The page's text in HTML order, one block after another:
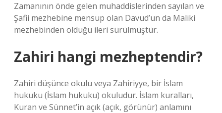
Zamanının önde gelen muhaddislerinden sayılan ve
Şafii mezhebine mensup olan Davud’un da Maliki
mezhebinden olduğu ileri sürülmüştür.
Zahiri hangi mezheptendir?
Zahiri düşünce okulu veya Zahiriyye, bir İslam
hukuku (İslam hukuku) okuludur. İslam kuralları,
Kuran ve Sünnet’in açık (açık, görünür) anlamını